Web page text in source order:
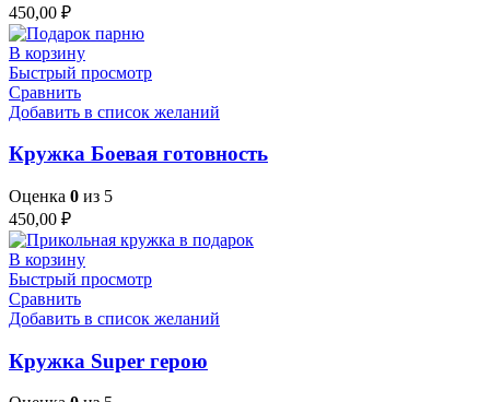
450,00 ₽
В корзину
Быстрый просмотр
Сравнить
Добавить в список желаний
Кружка Боевая готовность
Оценка 0 из 5
450,00 ₽
В корзину
Быстрый просмотр
Сравнить
Добавить в список желаний
Кружка Super герою